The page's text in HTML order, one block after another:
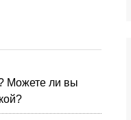
Можете ли вы